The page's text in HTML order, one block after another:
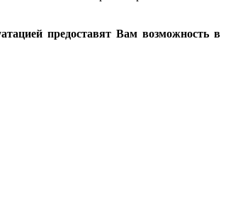
предоставят Вам возможность в